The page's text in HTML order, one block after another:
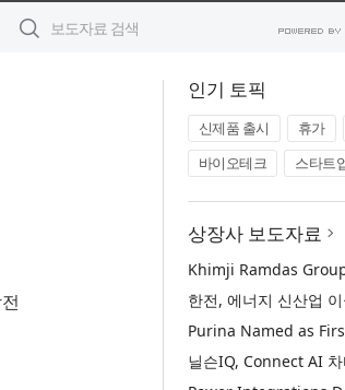
인기 토픽
신제품 출시 휴가
바이오테크
스타트
상장사 보도자료